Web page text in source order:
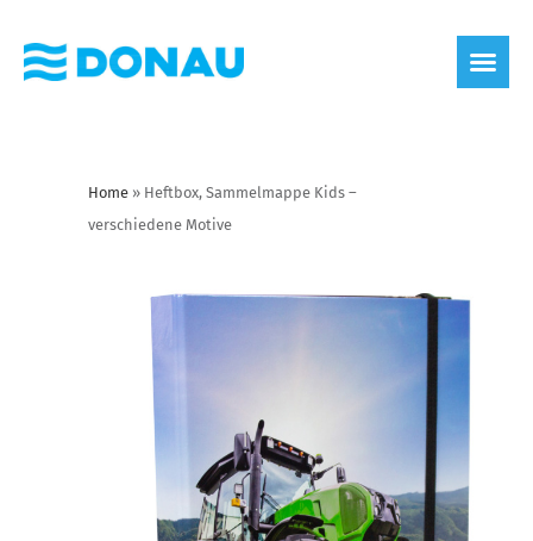
Home » Heftbox, Sammelmappe Kids –
verschiedene Motive